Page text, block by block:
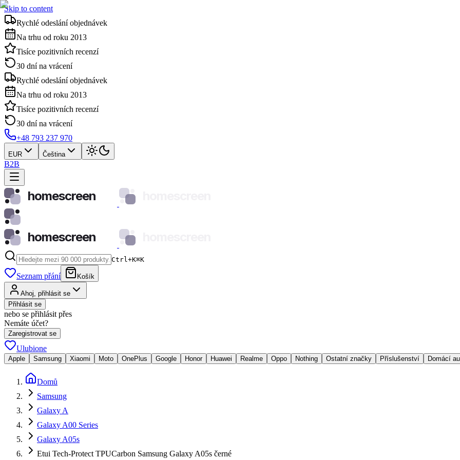
Skip to content
Rychlé odeslání objednávek
Na trhu od roku 2013
Tisíce pozitivních recenzí
30 dní na vrácení
Rychlé odeslání objednávek
Na trhu od roku 2013
Tisíce pozitivních recenzí
30 dní na vrácení
+48 793 237 970
EUR Čeština
B2B
homescreen
homescreen
Ctrl+K⌘K
Seznam přání Košík
Ahoj, přihlásit se
Přihlásit se
nebo se přihlásit přes
Nemáte účet?
Zaregistrovat se
Ulubione
Apple Samsung Xiaomi Moto OnePlus Google Honor Huawei Realme Oppo Nothing Ostatní značky Příslušenství Domácí
Domů
Samsung
Galaxy A
Galaxy A00 Series
Galaxy A05s
Etui Tech-Protect TPUCarbon Samsung Galaxy A05s černé